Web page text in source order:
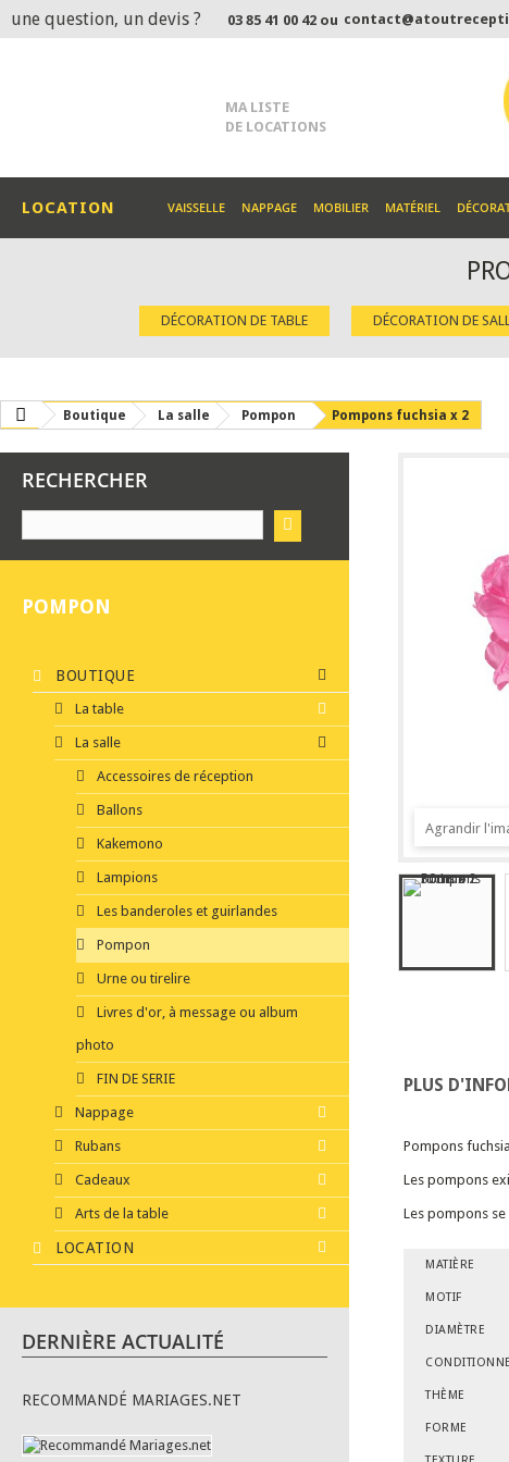
une question, un devis ? 03 85 41 00 42 ou
MA LISTE
DE LOCATIONS
LOCATION VAISSELLE NAPPAGE MOBILIER MATÉRIEL
DÉCORATION DE TABLE DÉCORATION DE
Boutique La salle Pompon Pompons fuchsia x 2
RECHERCHER
POMPON
BOUTIQUE
La table
La salle
Accessoires de réception
Ballons
Kakemono
Lampions
Les banderoles et guirlandes
Pompon
Urne ou tirelire
Livres d'or, à message ou album
photo
FIN DE SERIE
Nappage
Rubans
Cadeaux
Arts de la table
LOCATION
DERNIÈRE ACTUALITÉ
RECOMMANDÉ MARIAGES.NET
Agrandir
PLUS
Pompons
Les pompons
Les pompons
MATIÈRE
MOTIF
DIAMÈTRE
THÈME
FORME